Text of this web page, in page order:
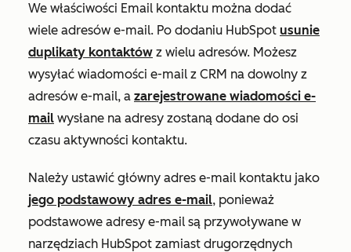
We właściwości Email kontaktu można dodać
wiele adresów e-mail. Po dodaniu HubSpot usunie
duplikaty kontaktów z wielu adresów. Możesz
wysyłać wiadomości e-mail z CRM na dowolny z
adresów e-mail, a zarejestrowane wiadomości e-
mail wysłane na adresy zostaną dodane do osi
czasu aktywności kontaktu.
Należy ustawić główny adres e-mail kontaktu jako
jego podstawowy adres e-mail, ponieważ
podstawowe adresy e-mail są przywoływane w
narzędziach HubSpot zamiast drugorzędnych